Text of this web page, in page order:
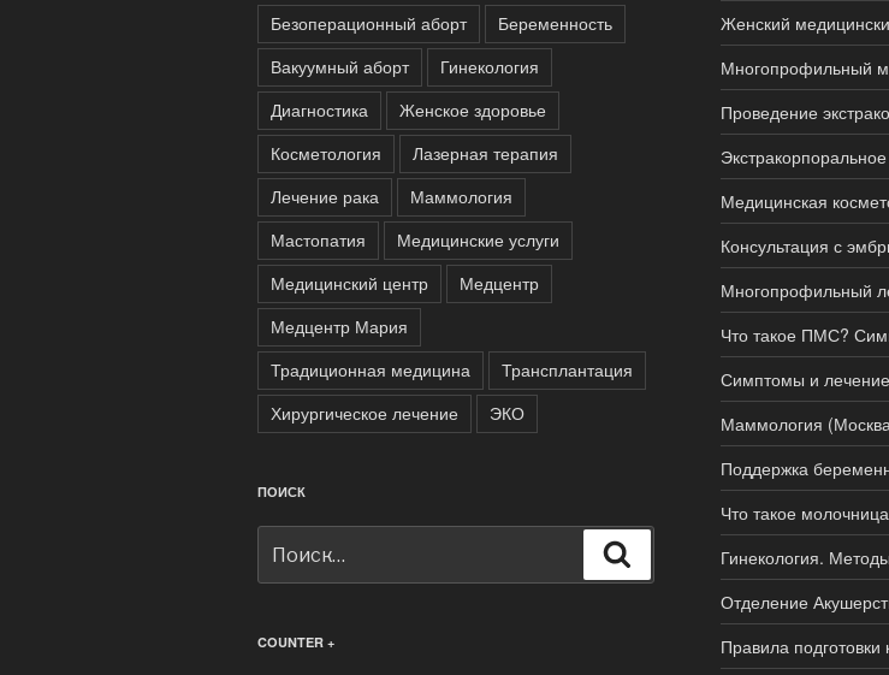
Безоперационный аборт
Беременность
Вакуумный аборт
Гинекология
Диагностика
Женское здоровье
Косметология
Лазерная терапия
Лечение рака
Маммология
Мастопатия
Медицинские услуги
Медицинский центр
Медцентр
Медцентр Мария
Традиционная медицина
Трансплантация
Хирургическое лечение
ЭКО
ПОИСК
COUNTER +
Женский
Многопрофильный
Проведение
Медицинская
Консультация с
Многопрофильный
Что такое ПМС?
Симптомы и лечение
Маммология
Поддержка
Что такое
Гинекология.
Отделение
Правила